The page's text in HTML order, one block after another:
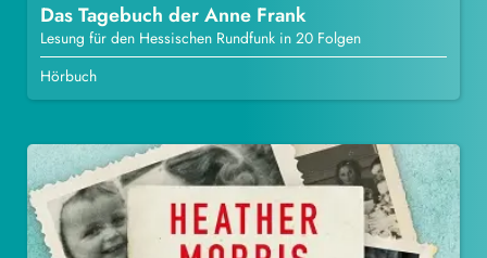
Das Tagebuch der Anne Frank
Lesung für den Hessischen Rundfunk in 20 Folgen
Hörbuch